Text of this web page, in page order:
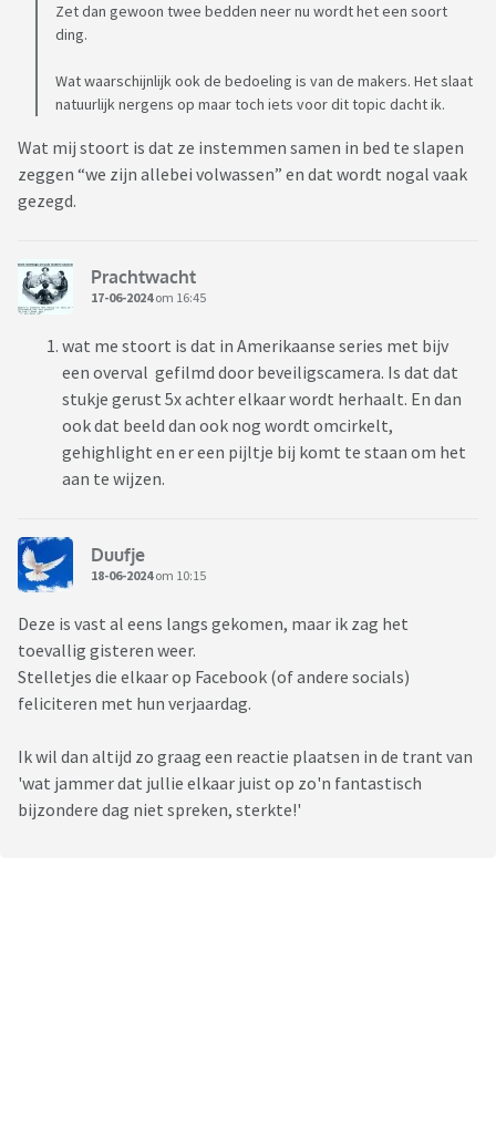
Zet dan gewoon twee bedden neer nu wordt het een soort
ding.
Wat waarschijnlijk ook de bedoeling is van de makers. Het slaat
natuurlijk nergens op maar toch iets voor dit topic dacht ik.
Wat mij stoort is dat ze instemmen samen in bed te slapen
zeggen “we zijn allebei volwassen” en dat wordt nogal vaak
gezegd.
Prachtwacht
17-06-2024om 16:45
wat me stoort is dat in Amerikaanse series met bijv
een overval gefilmd door beveiligscamera. Is dat dat
stukje gerust 5x achter elkaar wordt herhaalt. En dan
ook dat beeld dan ook nog wordt omcirkelt,
gehighlight en er een pijltje bij komt te staan om het
aan te wijzen.
Duufje
18-06-2024om 10:15
Deze is vast al eens langs gekomen, maar ik zag het
toevallig gisteren weer.
Stelletjes die elkaar op Facebook (of andere socials)
feliciteren met hun verjaardag.
Ik wil dan altijd zo graag een reactie plaatsen in de trant van
'wat jammer dat jullie elkaar juist op zo'n fantastisch
bijzondere dag niet spreken, sterkte!'